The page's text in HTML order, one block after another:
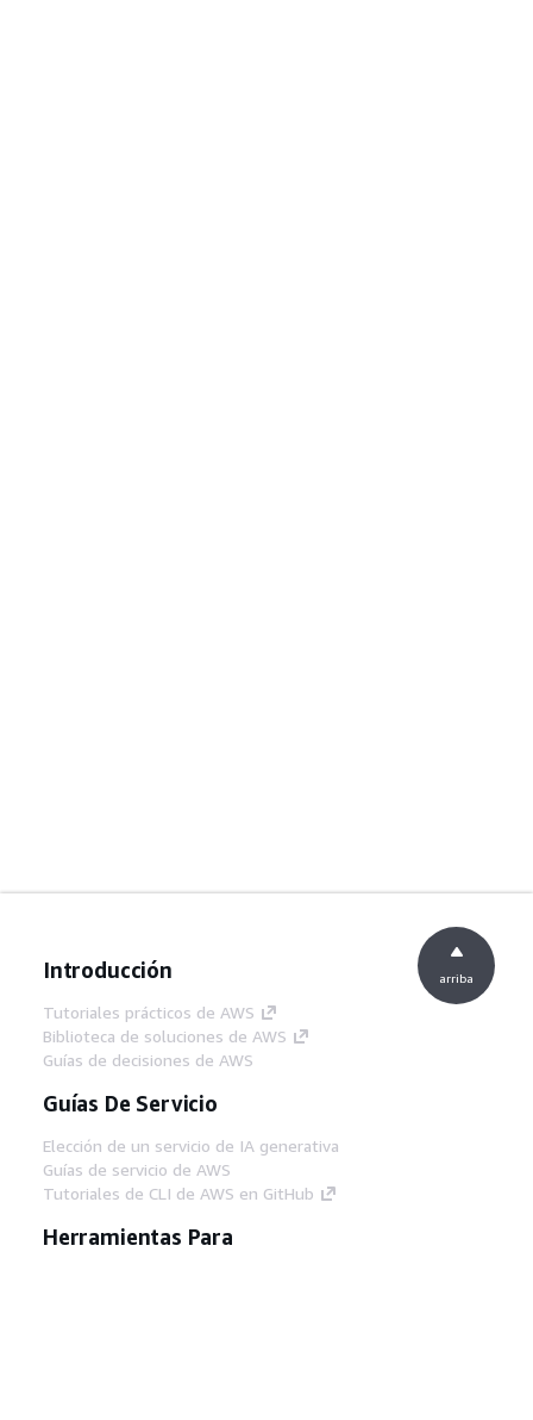
Introducción
Tutoriales prácticos de AWS
Biblioteca de soluciones de AWS
Guías de decisiones de AWS
Guías De Servicio
Elección de un servicio de IA generativa
Guías de servicio de AWS
Tutoriales de CLI de AWS en GitHub
Herramientas Para
arriba